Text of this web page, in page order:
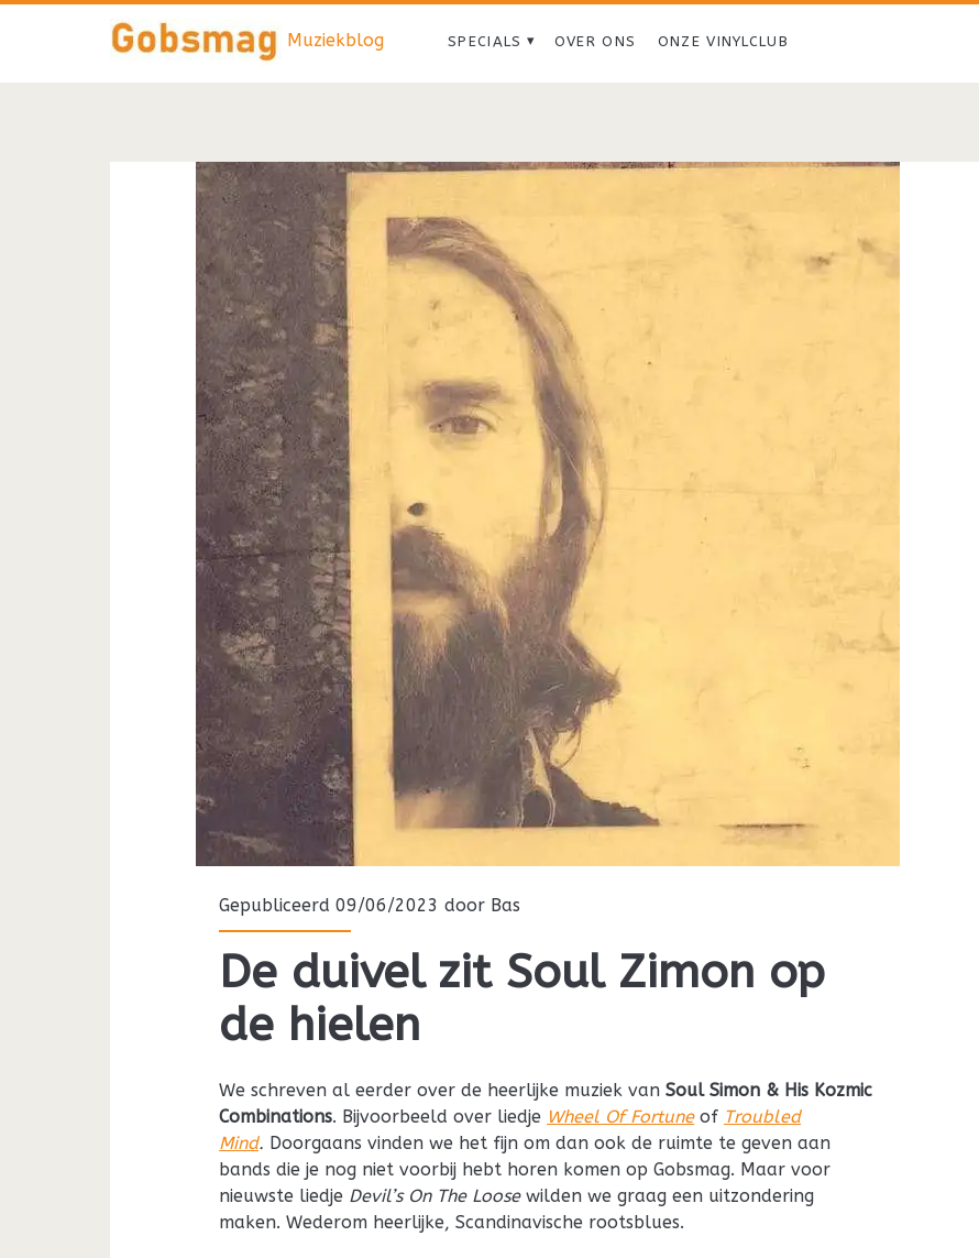
Muziekblog SPECIALS OVER ONS ONZE VINYLCLUB
Gepubliceerd 09/06/2023 door Bas
De duivel zit Soul Zimon op
de hielen
We schreven al eerder over de heerlijke muziek vanSoul Simon & His Kozmic
Combinations. Bijvoorbeeld over liedje Wheel Of Fortuneof Troubled
Mind. Doorgaans vinden we het fijn om dan ook de ruimte te geven aan
bands die je nog niet voorbij hebt horen komen op Gobsmag. Maar voor
nieuwste liedje Devil’s On The Loosewilden we graag een uitzondering
maken. Wederom heerlijke, Scandinavische rootsblues.